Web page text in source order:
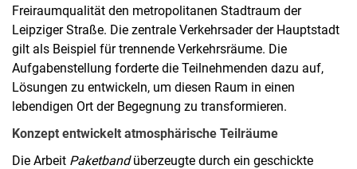
Freiraumqualität den metropolitanen Stadtraum der
Leipziger Straße. Die zentrale Verkehrsader der Hauptstadt
gilt als Beispiel für trennende Verkehrsräume. Die
Aufgabenstellung forderte die Teilnehmenden dazu auf,
Lösungen zu entwickeln, um diesen Raum in einen
lebendigen Ort der Begegnung zu transformieren.
Konzept entwickelt atmosphärische Teilräume
Die Arbeit Paketbandüberzeugte durch ein geschickte